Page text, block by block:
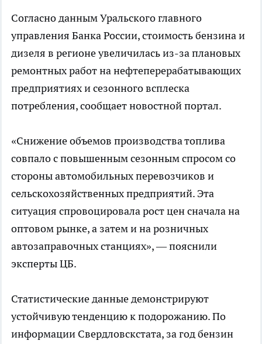
Согласно данным Уральского главного
управления Банка России, стоимость бензина и
дизеля в регионе увеличилась из-за плановых
ремонтных работ на нефтеперерабатывающих
предприятиях и сезонного всплеска
потребления, сообщаетновостной портал.
«Снижение объемов производства топлива
совпало с повышенным сезонным спросом со
стороны автомобильных перевозчиков и
сельскохозяйственных предприятий. Эта
ситуация спровоцировала рост цен сначала на
оптовом рынке, а затем и на розничных
автозаправочных станциях», — пояснили
эксперты ЦБ.
Статистические данные демонстрируют
устойчивую тенденцию к подорожанию. По
информации Свердловскстата, за год бензин